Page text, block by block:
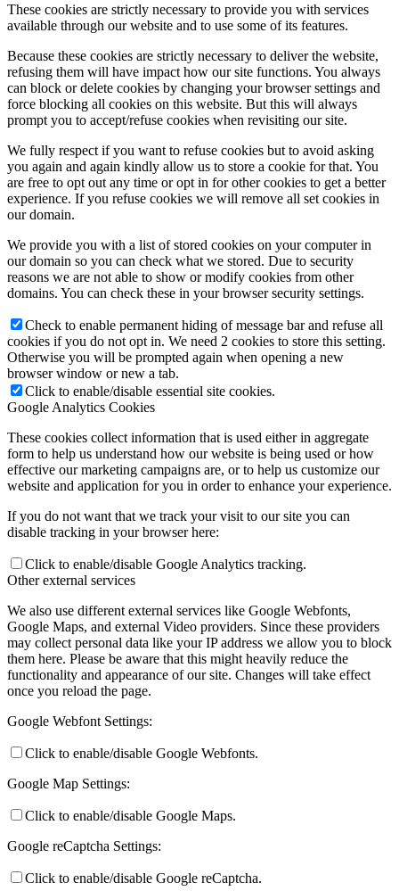
These cookies are strictly necessary to provide you with services
available through our website and to use some of its features.
Because these cookies are strictly necessary to deliver the website,
refusing them will have impact how our site functions. You always
can block or delete cookies by changing your browser settings and
force blocking all cookies on this website. But this will always
prompt you to accept/refuse cookies when revisiting our site.
We fully respect if you want to refuse cookies but to avoid asking
you again and again kindly allow us to store a cookie for that. You
are free to opt out any time or opt in for other cookies to get a better
experience. If you refuse cookies we will remove all set cookies in
our domain.
We provide you with a list of stored cookies on your computer in
our domain so you can check what we stored. Due to security
reasons we are not able to show or modify cookies from other
domains. You can check these in your browser security settings.
Check to enable permanent hiding of message bar and refuse all
cookies if you do not opt in. We need 2 cookies to store this setting.
Otherwise you will be prompted again when opening a new
browser window or new a tab.
Click to enable/disable essential site cookies.
Google Analytics Cookies
These cookies collect information that is used either in aggregate
form to help us understand how our website is being used or how
effective our marketing campaigns are, or to help us customize our
website and application for you in order to enhance your experience.
If you do not want that we track your visit to our site you can
disable tracking in your browser here:
Click to enable/disable Google Analytics tracking.
Other external services
We also use different external services like Google Webfonts,
Google Maps, and external Video providers. Since these providers
may collect personal data like your IP address we allow you to block
them here. Please be aware that this might heavily reduce the
functionality and appearance of our site. Changes will take effect
once you reload the page.
Google Webfont Settings:
Click to enable/disable Google Webfonts.
Google Map Settings:
Click to enable/disable Google Maps.
Google reCaptcha Settings:
Click to enable/disable Google reCaptcha.